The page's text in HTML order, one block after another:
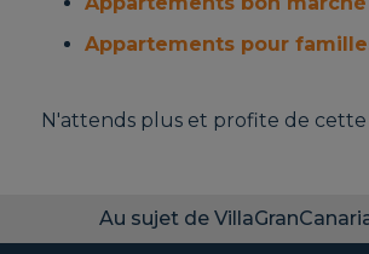
Appartements pour
N'attends plus et profite de
Au sujet de